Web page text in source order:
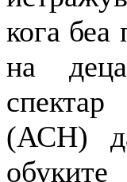
кога беа
на
(АСН)